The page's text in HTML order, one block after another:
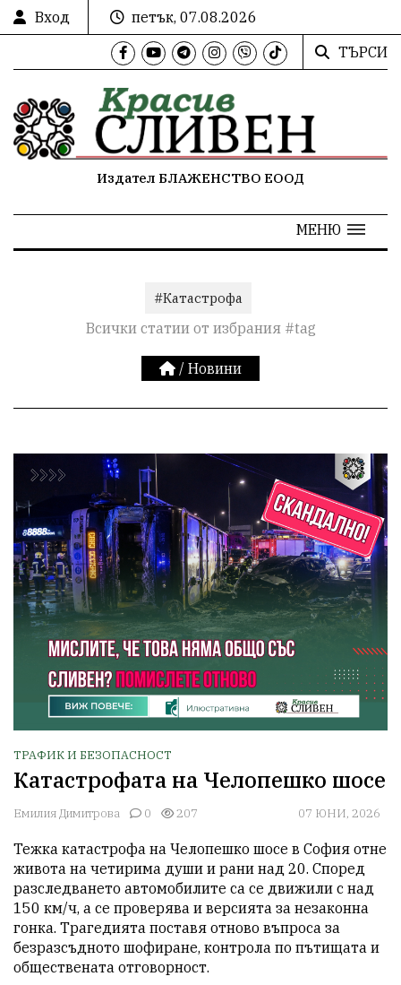
Вход
петък, 07.08.2026
ТЪРСИ
Издател БЛАЖЕНСТВО ЕООД
МЕНЮ
#Катастрофа
Всички статии от избрания #tag
/ Новини
ТРАФИК И БЕЗОПАСНОСТ
Катастрофата на Челопешко шосе
Емилия Димитрова 0 207 07 ЮНИ, 2026
Тежка катастрофа на Челопешко шосе в София отне
живота на четирима души и рани над 20. Според
разследването автомобилите са се движили с над
150 км/ч, а се проверява и версията за незаконна
гонка. Трагедията поставя отново въпроса за
безразсъдното шофиране, контрола по пътищата и
обществената отговорност.